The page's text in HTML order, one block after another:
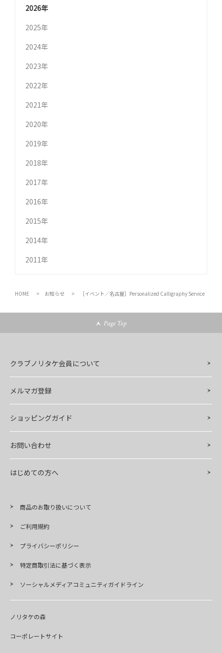
2026年
2025年
2024年
2023年
2022年
2021年
2020年
2019年
2018年
2017年
2016年
2015年
2014年
2011年
HOME お知らせ ［イベント／名古屋］Personalized Calligraphy Service
Page Top
クラブノリタケ会員について
メルマガ登録
ショッピングガイド
お問い合わせ
はじめての方へ
商品のお取り扱いについて
ご利用規約
プライバシーポリシー
特定商取引法に基づく表示
ソーシャルメディアコミュニティガイドライン
ノリタケの森
コーポレートサイト